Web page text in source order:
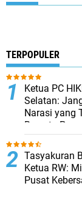
TERPOPULER
Ketua PC
Selatan:
Narasi yang
Bersatu
Tasyakuran
Ketua RW:
Pusat